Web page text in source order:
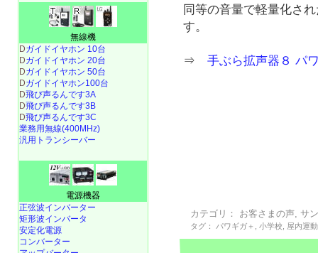
同等の音量で軽量化さ
す。
⇒手ぶら拡声器８ パ
カテゴリ： お客さまの声,サ
タグ： パワギガ＋ ,小学校 屋内運
無線機
Dガイドイヤホン 10台
Dガイドイヤホン 20台
Dガイドイヤホン 50台
Dガイドイヤホン100台
D飛び声るんです3A
D飛び声るんです3B
D飛び声るんです3C
業務用無線(400MHz)
汎用トランシーバー
電源機器
正弦波インバーター
矩形波インバータ
安定化電源
コンバーター